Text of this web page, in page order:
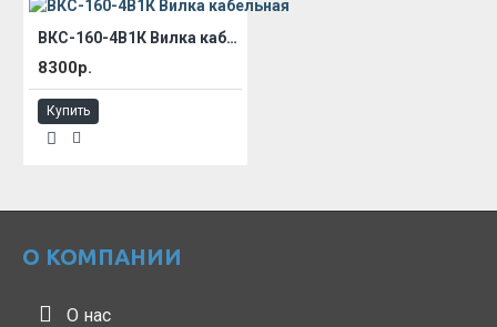
ВКС-160-4В1К Вилка кабельная
8300р.
Купить
О КОМПАНИИ
О нас